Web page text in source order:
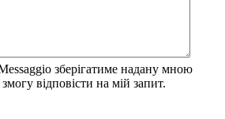
зберігатиме надану мною
відповісти на мій запит.